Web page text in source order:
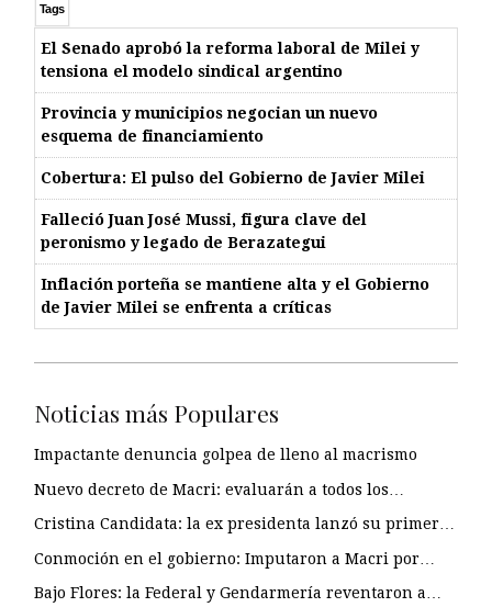
Tags
El Senado aprobó la reforma laboral de Milei y
tensiona el modelo sindical argentino
Provincia y municipios negocian un nuevo
esquema de financiamiento
Cobertura: El pulso del Gobierno de Javier Milei
Falleció Juan José Mussi, figura clave del
peronismo y legado de Berazategui
Inflación porteña se mantiene alta y el Gobierno
de Javier Milei se enfrenta a críticas
Noticias más Populares
Impactante denuncia golpea de lleno al macrismo
Nuevo decreto de Macri: evaluarán a todos los…
Cristina Candidata: la ex presidenta lanzó su primer…
Conmoción en el gobierno: Imputaron a Macri por…
Bajo Flores: la Federal y Gendarmería reventaron a…